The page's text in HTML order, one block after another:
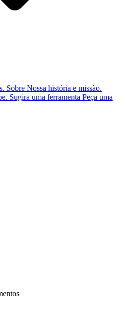
Sobre Nossa história e missão.
Sugira uma ferramenta Peça uma